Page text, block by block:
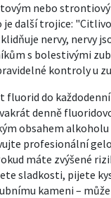
nebo
je další trojice:
nervy, nervy
s bolestivými
kontroly u
fluorid do
denně
obsahem
profesionální
máte zvýšené
sladkosti, pijete
kameni –